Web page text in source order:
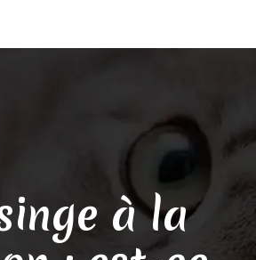
à la